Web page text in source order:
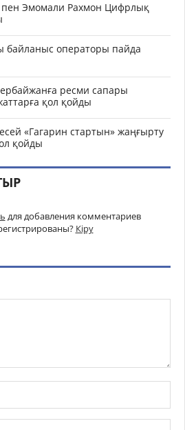
Эмомали Рахмон Цифрлық
байланыс операторы пайда
ресми сапары
қол қойды
«Гагарин стартын» жаңғырту
қойды
для добавления комментариев
Кіру